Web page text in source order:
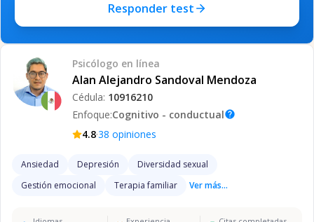
Responder test
Psicólogo en línea
Alan Alejandro Sandoval Mendoza
Cédula: 10916210
Enfoque:Cognitivo - conductualhelp
4.8·38 opiniones
Ansiedad Depresión
Diversidad sexual
Gestión emocional
Terapia familiar Ver más...